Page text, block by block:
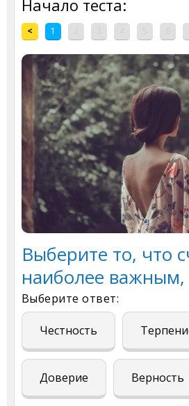
Начало теста:
< 1
Выберите то, что
наиболее
Выберите ответ:
Честность
Доверие Верность